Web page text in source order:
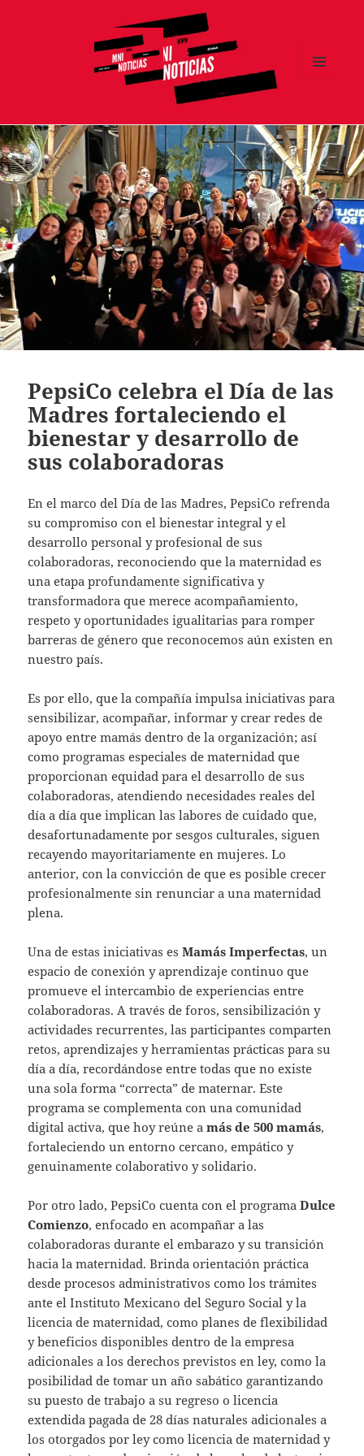
PepsiCo celebra el Día de las
Madres fortaleciendo el
bienestar y desarrollo de
sus colaboradoras
En el marco del Día de las Madres, PepsiCo refrenda
su compromiso con el bienestar integral y el
desarrollo personal y profesional de sus
colaboradoras, reconociendo que la maternidad es
una etapa profundamente significativa y
transformadora que merece acompañamiento,
respeto y oportunidades igualitarias para romper
barreras de género que reconocemos aún existen en
nuestro país.
Es por ello, que la compañía impulsa iniciativas para
sensibilizar, acompañar, informar y crear redes de
apoyo entre mamás dentro de la organización; así
como programas especiales de maternidad que
proporcionan equidad para el desarrollo de sus
colaboradoras, atendiendo necesidades reales del
día a día que implican las labores de cuidado que,
desafortunadamente por sesgos culturales, siguen
recayendo mayoritariamente en mujeres. Lo
anterior, con la convicción de que es posible crecer
profesionalmente sin renunciar a una maternidad
plena.
Una de estas iniciativas esMamás Imperfectas, un
espacio de conexión y aprendizaje continuo que
promueve el intercambio de experiencias entre
colaboradoras. A través de foros, sensibilización y
actividades recurrentes, las participantes comparten
retos, aprendizajes y herramientas prácticas para su
día a día, recordándose entre todas que no existe
una sola forma “correcta” de maternar. Este
programa se complementa con una comunidad
digital activa, que hoy reúne amás de 500 mamás,
fortaleciendo un entorno cercano, empático y
genuinamente colaborativo y solidario.
Por otro lado, PepsiCo cuenta con el programaDulce
Comienzo, enfocado en acompañar a las
colaboradoras durante el embarazo y su transición
hacia la maternidad. Brinda orientación práctica
desde procesos administrativos como los trámites
ante el Instituto Mexicano del Seguro Social y la
licencia de maternidad, como planes de flexibilidad
y beneficios disponibles dentro de la empresa
adicionales a los derechos previstos en ley, como la
posibilidad de tomar un año sabático garantizando
su puesto de trabajo a su regreso o licencia
extendida pagada de 28 días naturales adicionales a
los otorgados por ley como licencia de maternidad y